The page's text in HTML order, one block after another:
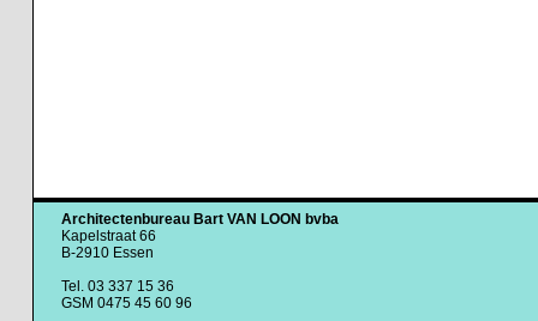
Architectenbureau Bart VAN LOON bvba
Kapelstraat 66
B-2910 Essen
Tel. 03 337 15 36
GSM 0475 45 60 96